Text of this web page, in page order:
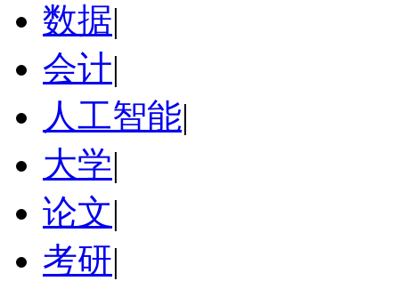
数据|
会计|
人工智能|
大学|
论文|
考研|